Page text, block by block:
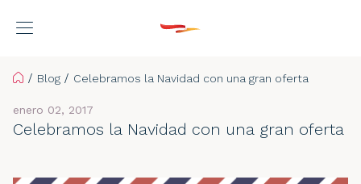
Home
Blog Celebramos la Navidad con una gran oferta
Celebramos la Navidad con una gran oferta
enero 02, 2017